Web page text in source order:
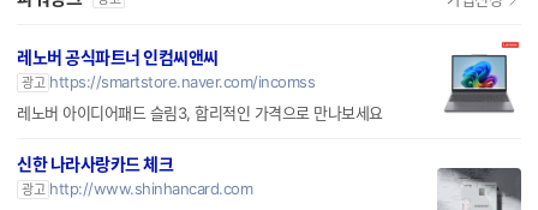
레노버 공식파트너 인컴씨앤씨
광고 https://smartstore.naver.com/incomss
레노버 아이디어패드 슬림3, 합리적인 가격으로 만나보세요
신한 나라사랑카드 체크
광고 http://www.shinhancard.com